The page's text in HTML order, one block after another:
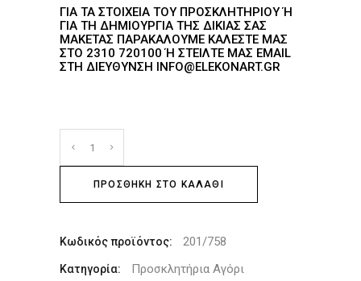
ΓΙΑ ΤΑ ΣΤΟΙΧΕΊΑ ΤΟΥ ΠΡΟΣΚΛΗΤΗΡΊΟΥ Ή Γ
ΙΑ ΤΗ ΔΗΜΙΟΥΡΓΊΑ ΤΗΣ ΔΙΚΙΆΣ ΣΑΣ Μ
ΑΚΈΤΑΣ ΠΑΡΑΚΑΛΟΎΜΕ ΚΑΛΈΣΤΕ ΜΑΣ Σ
ΤΟ 2310 720100 Ή ΣΤΕΊΛΤΕ ΜΑΣ EMAIL ΣΤ
Η ΔΙΕΎΘΥΝΣΗ INFO@ELEKONART.GR
ΠΡΟΣΘΉΚΗ ΣΤΟ ΚΑΛΆΘΙ
Κωδικός προϊόντος: 201/758
Κατηγορία: Προσκλητήρια Αγόρι